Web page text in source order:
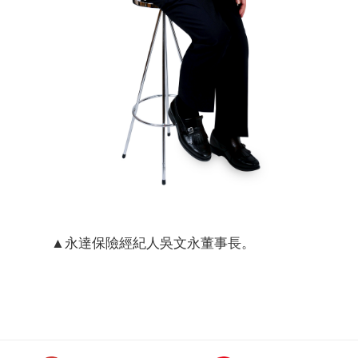
▲永達保險經紀人吳文永董事長。